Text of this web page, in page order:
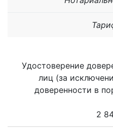
Удостоверение
лиц (за
доверенности в
2